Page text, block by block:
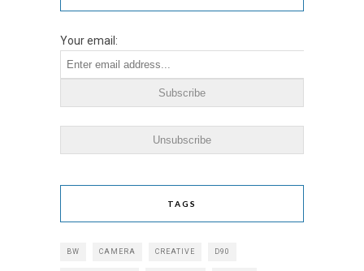
Your email:
TAGS
BW CAMERA CREATIVE D90